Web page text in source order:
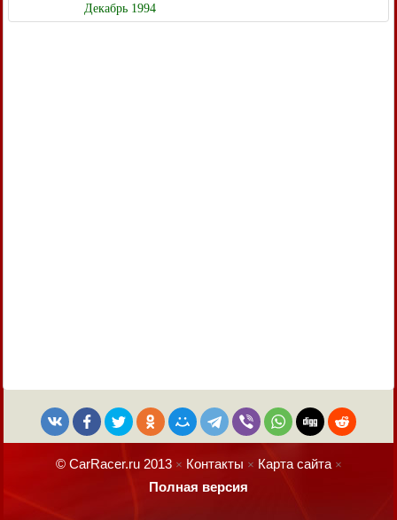
Декабрь 1994
© CarRacer.ru 2013× Контакты × Карта сайта×
Полная версия